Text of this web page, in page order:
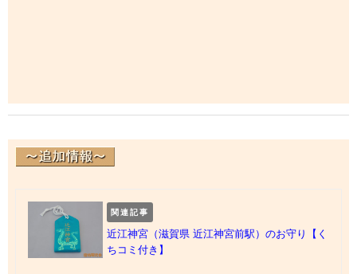
関連記事
近江神宮（滋賀県 近江神宮前駅）のお守り【く
ちコミ付き】